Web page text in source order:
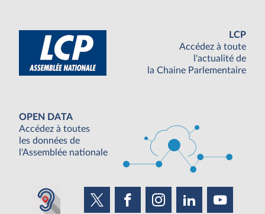
LCP
Accédez à toute
l'actualité de
la Chaine Parlementaire
OPEN DATA
Accédez à toutes
les données de
l'Assemblée nationale